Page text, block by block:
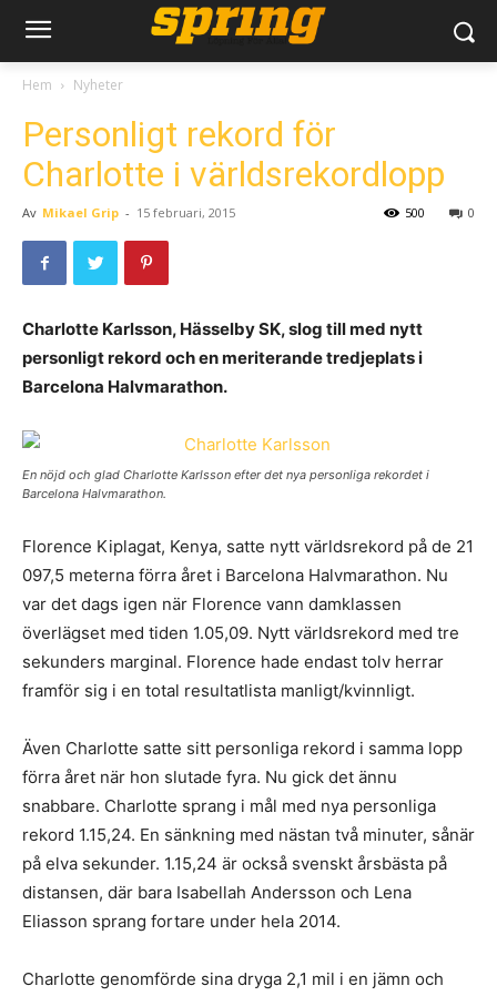
Hem Nyheter
Personligt rekord för
Charlotte i världsrekordlopp
Av Mikael Grip - 15 februari, 2015 0
500
Charlotte Karlsson, Hässelby SK, slog till med nytt
personligt rekord och en meriterande tredjeplats i
Barcelona Halvmarathon.
En nöjd och glad Charlotte Karlsson efter det nya personliga rekordet i
Barcelona Halvmarathon.
Florence Kiplagat, Kenya, satte nytt världsrekord på de 21
097,5 meterna förra året i Barcelona Halvmarathon. Nu
var det dags igen när Florence vann damklassen
överlägset med tiden 1.05,09. Nytt världsrekord med tre
sekunders marginal. Florence hade endast tolv herrar
framför sig i en total resultatlista manligt/kvinnligt.
Även Charlotte satte sitt personliga rekord i samma lopp
förra året när hon slutade fyra. Nu gick det ännu
snabbare. Charlotte sprang i mål med nya personliga
rekord 1.15,24. En sänkning med nästan två minuter, sånär
på elva sekunder. 1.15,24 är också svenskt årsbästa på
distansen, där bara Isabellah Andersson och Lena
Eliasson sprang fortare under hela 2014.
Charlotte genomförde sina dryga 2,1 mil i en jämn och